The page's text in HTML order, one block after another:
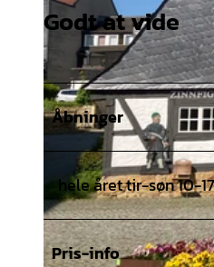
Godt at vide
Åbninger
hele året tir-søn 10-
Pris-info